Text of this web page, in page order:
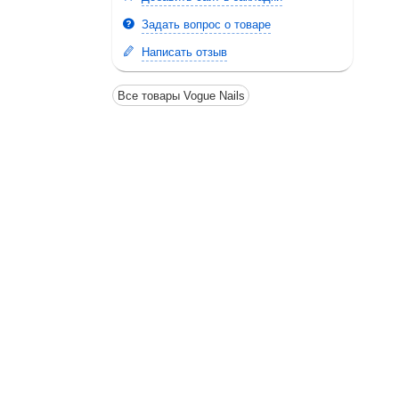
Задать вопрос о товаре
Написать отзыв
Все товары Vogue Nails